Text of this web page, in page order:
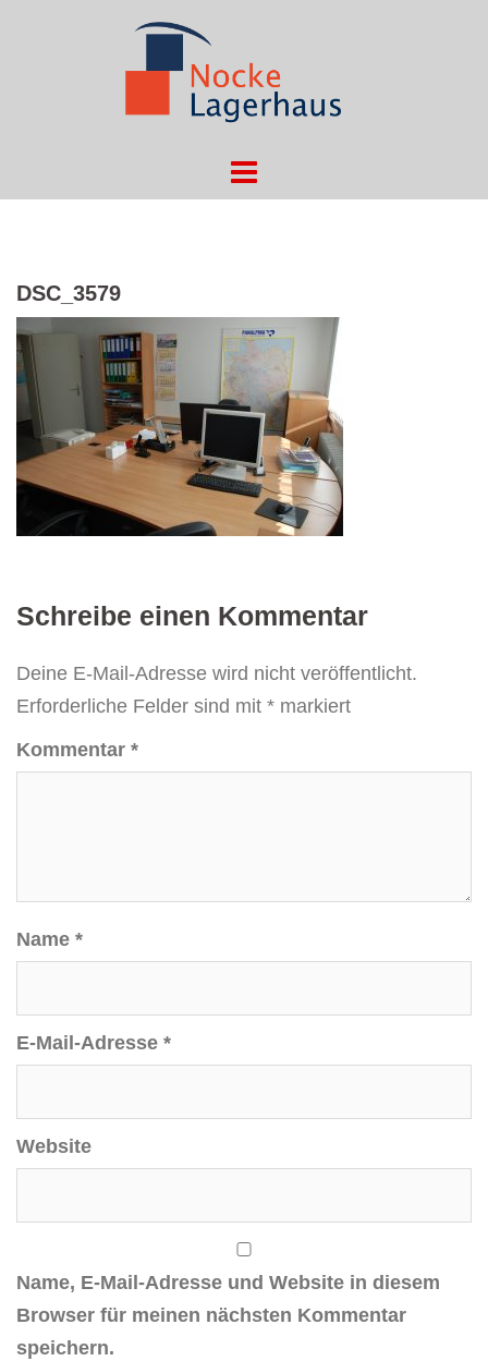
DSC_3579
Schreibe einen Kommentar
Deine E-Mail-Adresse wird nicht veröffentlicht.
Erforderliche Felder sind mit * markiert
Kommentar *
Name *
E-Mail-Adresse *
Website
Name, E-Mail-Adresse und Website in diesem
Browser für meinen nächsten Kommentar
speichern.